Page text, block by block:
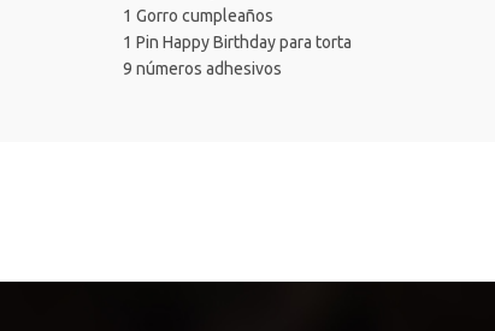
1 Gorro cumpleaños
1 Pin Happy Birthday para torta
9 números adhesivos